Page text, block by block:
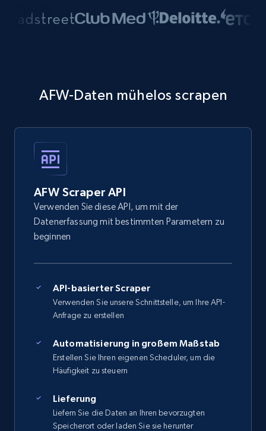
AFW-Daten mühelos scrapen
AFW Scraper API
Verwenden Sie diese API, um mit der
Datenerfassung mit bestimmten Parametern zu
beginnen
API-basierter Scraper
Verwenden Sie unsere Schnittstelle, um Ihre API-
Anfrage zu erstellen
Automatisierung in großem Maßstab
Erstellen Sie Ihren eigenen Scheduler, um die
Häufigkeit zu steuern
Lieferung
Liefern Sie die Daten an Ihren bevorzugten
Speicherort oder laden Sie sie herunter